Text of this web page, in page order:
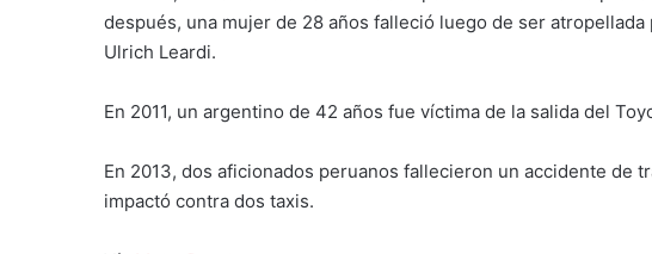
después, una mujer de 28 años falleció luego de ser
Ulrich Leardi.
En 2011, un argentino de 42 años fue víctima de la salida del
En 2013, dos aficionados peruanos fallecieron un accidente de
impactó contra dos taxis.